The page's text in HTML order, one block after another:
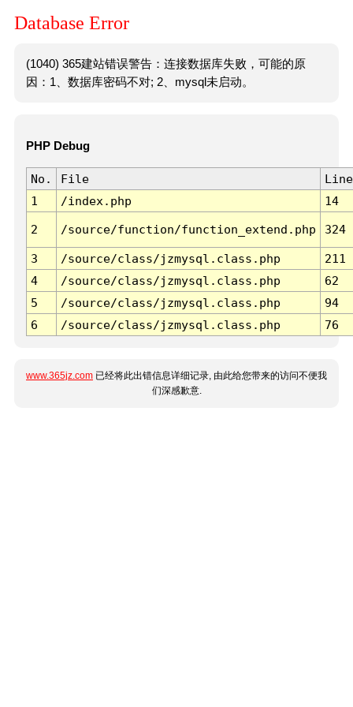
Database Error
(1040) 365建站错误警告：连接数据库失败，可能的原
因：1、数据库密码不对; 2、mysql未启动。
PHP Debug
No. File
Line
1
/index.php 14
2 /source/function/function_extend.php 324
3 /source/class/jzmysql.class.php
211
4
/source/class/jzmysql.class.php
62
5
/source/class/jzmysql.class.php
94
6
/source/class/jzmysql.class.php 76
www.365jz.com 已经将此出错信息详细记录, 由此给您带来的访问不便我
们深感歉意.